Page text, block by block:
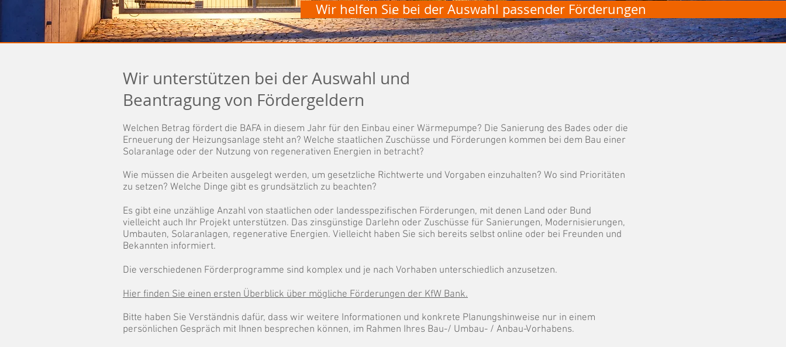
Wir helfen Sie bei der Auswahl passender Förderungen
Wir unterstützen bei der Auswahl und
Beantragung von Fördergeldern
Welchen Betrag fördert die BAFA in diesem Jahr für den Einbau einer Wärmepumpe? Die Sanierung des Bades oder die
Erneuerung der Heizungsanlage steht an? Welche staatlichen Zuschüsse und Förderungen kommen bei dem Bau einer
Solaranlage oder der Nutzung von regenerativen Energien in betracht?
Wie müssen die Arbeiten ausgelegt werden, um gesetzliche Richtwerte und Vorgaben einzuhalten? Wo sind Prioritäten
zu setzen? Welche Dinge gibt es grundsätzlich zu beachten?
Es gibt eine unzählige Anzahl von staatlichen oder landesspezifischen Förderungen, mit denen Land oder Bund
vielleicht auch Ihr Projekt unterstützen. Das zinsgünstige Darlehn oder Zuschüsse für Sanierungen, Modernisierungen,
Umbauten, Solaranlagen, regenerative Energien. Vielleicht haben Sie sich bereits selbst online oder bei Freunden und
Bekannten informiert.
Die verschiedenen Förderprogramme sind komplex und je nach Vorhaben unterschiedlich anzusetzen.
Hier finden Sie einen ersten Überblick über mögliche Förderungen der KfW Bank.
Bitte haben Sie Verständnis dafür, dass wir weitere Informationen und konkrete Planungshinweise nur in einem
persönlichen Gespräch mit Ihnen besprechen können, im Rahmen Ihres Bau-/ Umbau- / Anbau-Vorhabens.